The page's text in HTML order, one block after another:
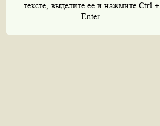
тексте, выделите ее и нажмите Ctrl +
Enter.